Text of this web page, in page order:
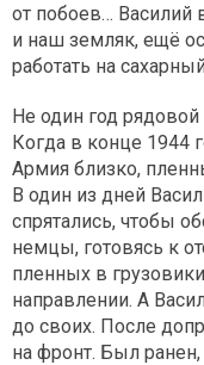
от побоев…
и наш земляк, ещё
работать на
Не один год
Когда в конце 1944
Армия близко,
В один из дней
спрятались, чтобы
немцы, готовясь к
пленных в
направлении. А
до своих. После
на фронт. Был